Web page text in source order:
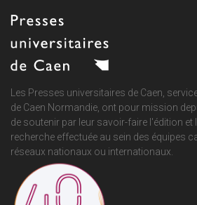
Les Presses universitaires de Caen,
de Caen Normandie , ont pour mission
de soutenir par leur savoir-faire l'édition et
recherche effectuée au sein des équipes
réseaux nationaux ou internationaux.